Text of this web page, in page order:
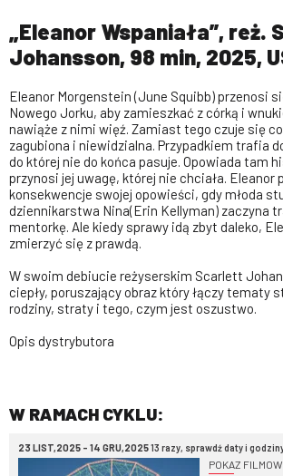
„Eleanor Wspaniała”, reż.
Johansson, 98 min, 2025,
Eleanor Morgenstein (June Squibb) przenosi
Nowego Jorku, aby zamieszkać z córką i
nawiąże z nimi więź. Zamiast tego czuje się
zagubiona i niewidzialna. Przypadkiem trafia
do której nie do końca pasuje. Opowiada tam
przynosi jej uwagę, której nie chciała. Eleanor
konsekwencje swojej opowieści, gdy młoda
dziennikarstwa Nina(Erin Kellyman) zaczyna
mentorkę. Ale kiedy sprawy idą zbyt daleko,
zmierzyć się z prawdą.
W swoim debiucie reżyserskim Scarlett
ciepły, poruszający obraz który łączy tematy
rodziny, straty i tego, czym jest oszustwo.
Opis dystrybutora
W RAMACH CYKLU:
23 LIST,2025 - 14 GRU,202513 razy, sprawdź daty i
POKAZ